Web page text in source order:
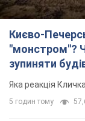
Києво-
"монстром"?
зупиняти
"московського
Яка реакція
5 годин тому